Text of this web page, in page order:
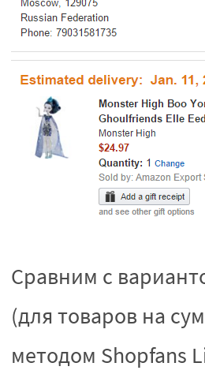
Сравним с
(для товаров на
методом Shopfans